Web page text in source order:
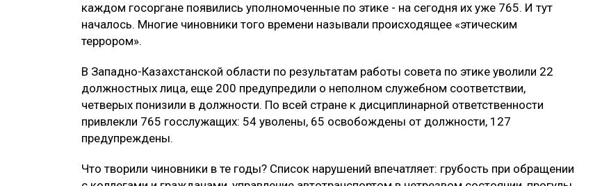
каждом госоргане появились уполномоченные по этике - на сегодня их уже 765. И тут
началось. Многие чиновники того времени называли происходящее «этическим
террором».
В Западно-Казахстанской области по результатам работы совета по этике уволили 22
должностных лица, еще 200 предупредили о неполном служебном соответствии,
четверых понизили в должности. По всей стране к дисциплинарной ответственности
привлекли 765 госслужащих: 54 уволены, 65 освобождены от должности, 127
предупреждены.
Что творили чиновники в те годы? Список нарушений впечатляет: грубость при обращении